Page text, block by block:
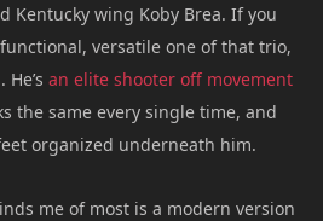
Kentucky wing Koby Brea. If you
versatile one of that trio,
an elite shooter off movement
the same every single time, and
organized underneath him.
me of most is a modern version